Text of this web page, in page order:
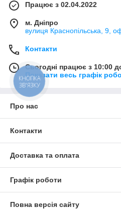
Працює з 02.04.2022
м. Дніпро
вулиця Краснопільська, 9,
Контакти
Сьогодні працює з 10:00
Показати весь графік
Про нас
Контакти
Доставка та оплата
Графік роботи
Повна версія сайту
КНОПКА
ЗВ'ЯЗКУ